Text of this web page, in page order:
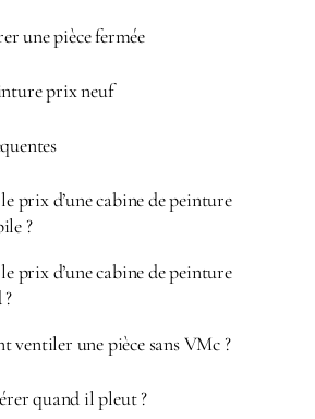
une pièce fermée
prix neuf
prix d’une cabine de peinture
?
prix d’une cabine de peinture
ventiler une pièce sans VMc ?
quand il pleut ?